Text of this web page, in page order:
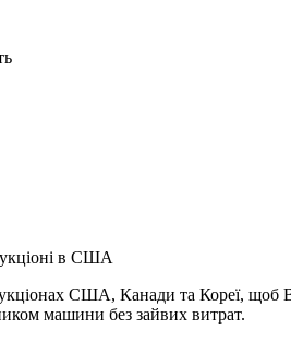
в США
США, Канади та Кореї,
машини без зайвих витрат.